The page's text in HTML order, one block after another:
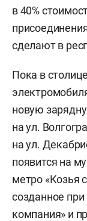
в 40%
сделают в
Пока в
новую
на ул.
на ул.
появится на
метро «Козья
созданное
компания» и